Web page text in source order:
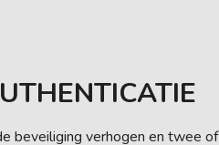
beveiliging verhogen en twee of